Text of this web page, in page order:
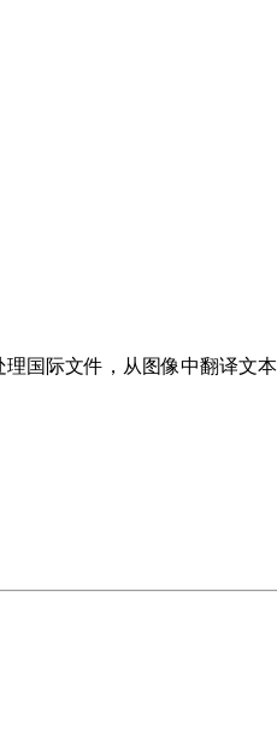
国际文件，从图像中翻译文